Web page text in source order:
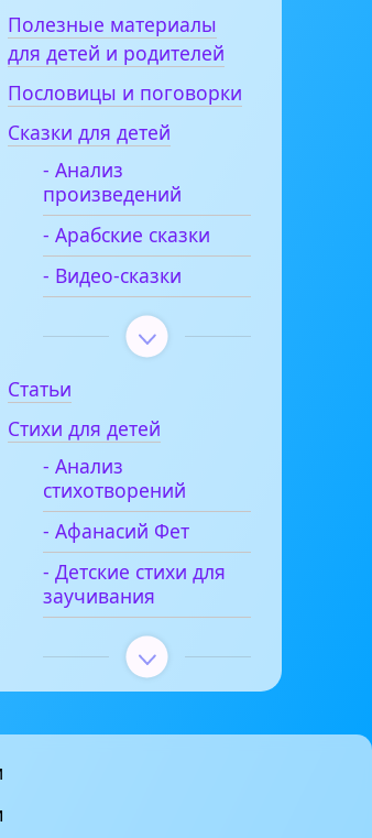
Полезные материалы
для детей и родителей
Пословицы и поговорки
Сказки для детей
- Анализ
произведений
- Арабские сказки
- Видео-сказки
Статьи
Стихи для детей
- Анализ
стихотворений
- Афанасий Фет
- Детские стихи для
заучивания